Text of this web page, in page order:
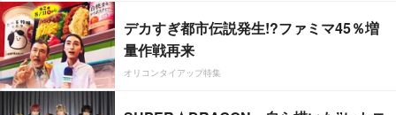
デカすぎ都市伝説発生!?ファミマ45％増
量作戦再来
オリコンタイアップ特集